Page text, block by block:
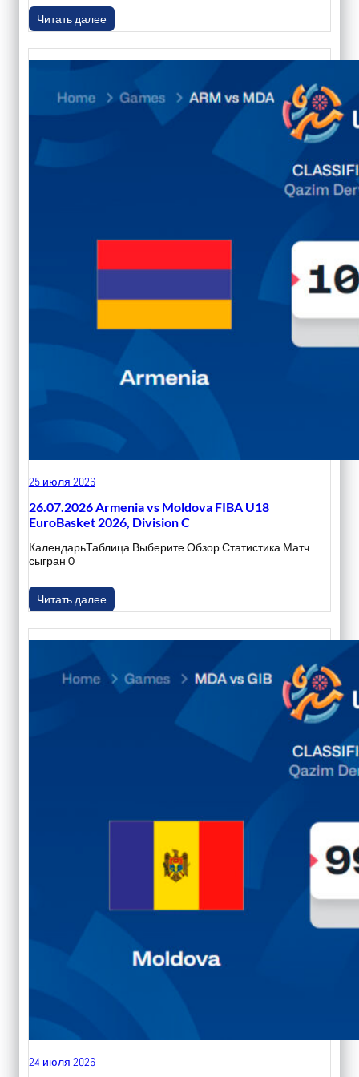
Читать далее
25 июля 2026
26.07.2026 Armenia vs Moldova FIBA U18
EuroBasket 2026, Division C
КалендарьТаблица Выберите Обзор Статистика Матч
сыгран 0
Читать далее
24 июля 2026